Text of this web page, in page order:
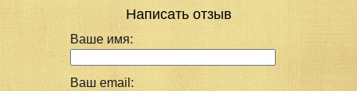
Написать отзыв
Ваше имя:
Ваш email: